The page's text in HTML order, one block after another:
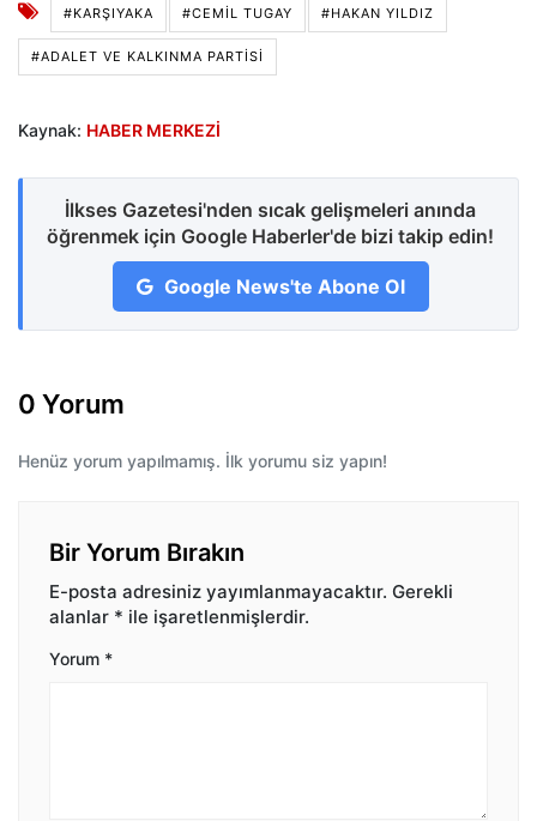
#KARŞIYAKA #CEMIL TUGAY #HAKAN YILDIZ
#ADALET VE KALKINMA PARTISI
Kaynak: HABER MERKEZİ
İlkses Gazetesi'nden sıcak gelişmeleri anında
öğrenmek için Google Haberler'de bizi takip edin!
Google News'te Abone Ol
0 Yorum
Henüz yorum yapılmamış. İlk yorumu siz yapın!
Bir Yorum Bırakın
E-posta adresiniz yayımlanmayacaktır. Gerekli
alanlar * ile işaretlenmişlerdir.
Yorum *